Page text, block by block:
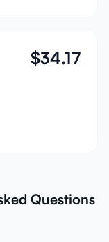
$34.17
Questions